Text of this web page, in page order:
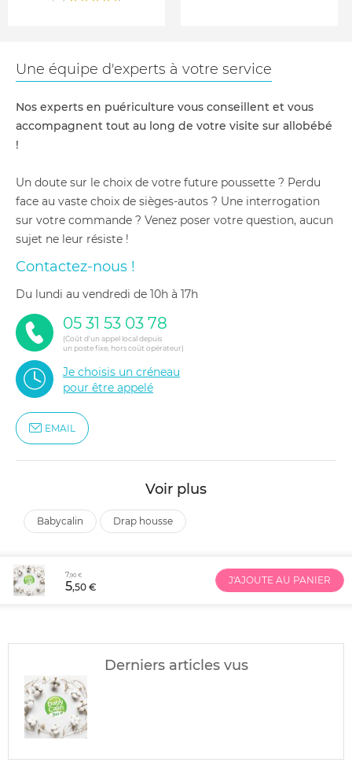
Une équipe d'experts à votre service
Nos experts en puériculture vous conseillent et vous
accompagnent tout au long de votre visite sur allobébé
!
Un doute sur le choix de votre future poussette ? Perdu
face au vaste choix de sièges-autos ? Une interrogation
sur votre commande ? Venez poser votre question, aucun
sujet ne leur résiste !
Contactez-nous !
du lundi au vendredi de 10h à 17h
05 31 53 03 78
(Coût d'un appel local depuis
un poste fixe, hors coût opérateur)
Je choisis un créneau
pour être appelé
EMAIL
Voir plus
babycalin drap housse
7,90 €
5,50 €
J'AJOUTE AU PANIER
Derniers articles vus